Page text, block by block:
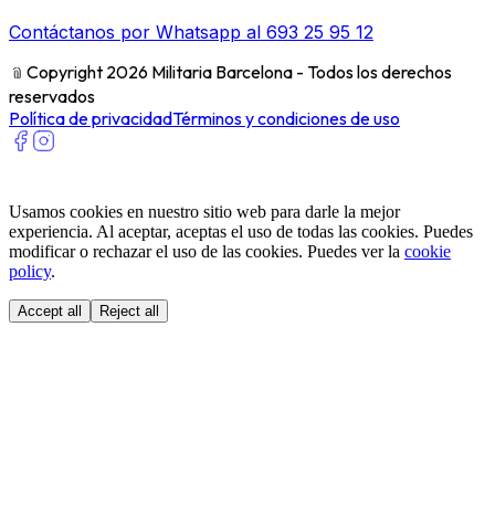
Contáctanos por Whatsapp al 693 25 95 12
﹫ Copyright 2026 Militaria Barcelona - Todos los derechos
reservados
Política de privacidadTérminos y condiciones de uso
Usamos cookies en nuestro sitio web para darle la mejor
experiencia. Al aceptar, aceptas el uso de todas las cookies. Puedes
modificar o rechazar el uso de las cookies. Puedes ver la cookie
policy.
Accept all Reject all